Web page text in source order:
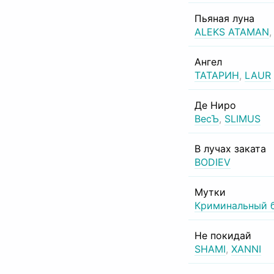
Пьяная луна
ALEKS ATAMAN,
Ангел
ТАТАРИН, LAUR
Де Ниро
ВесЪ, SLIMUS
В лучах заката
BODIEV
Мутки
Криминальный
Не покидай
SHAMI, XANNI